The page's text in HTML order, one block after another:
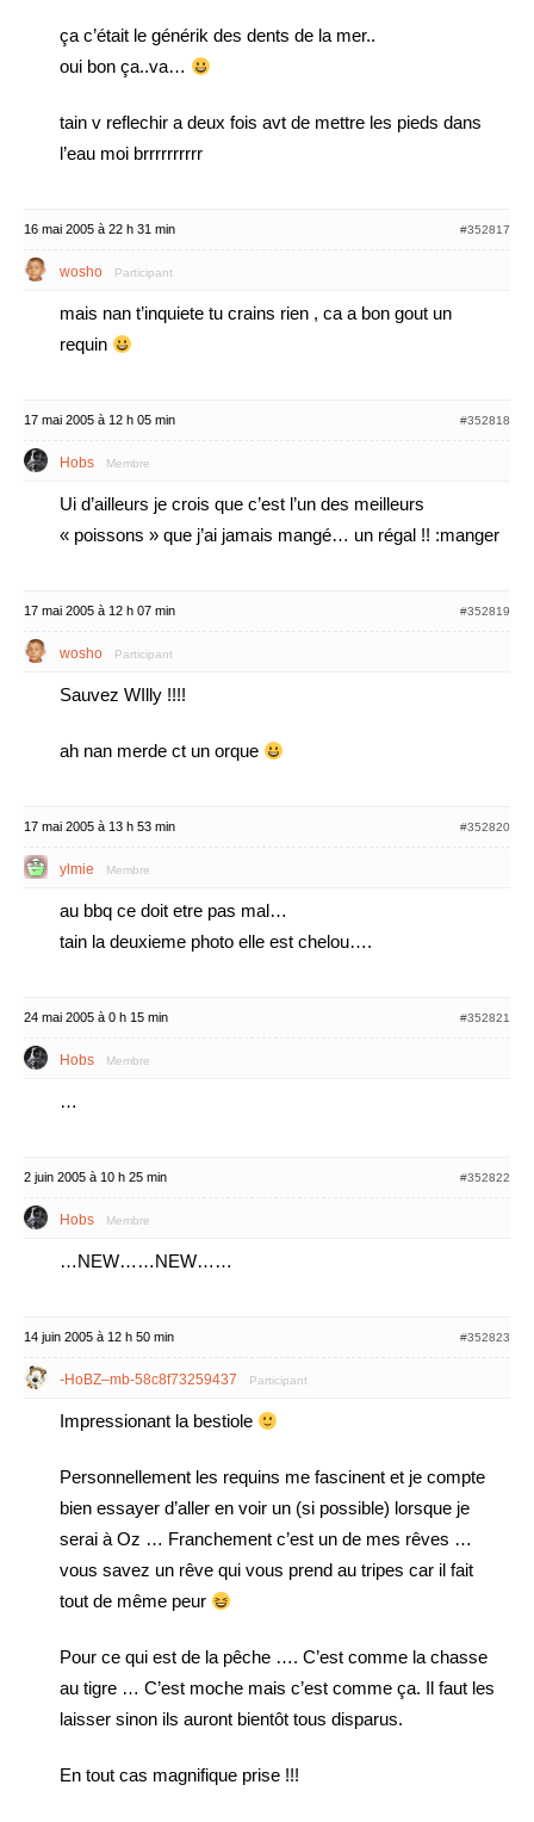
ça c’était le générik des dents de la mer..
oui bon ça..va…
tain v reflechir a deux fois avt de mettre les pieds dans
l’eau moi brrrrrrrrrr
16 mai 2005 à 22 h 31 min #352817
wosho Participant
mais nan t’inquiete tu crains rien , ca a bon gout un
requin
17 mai 2005 à 12 h 05 min #352818
Hobs Membre
Ui d’ailleurs je crois que c’est l’un des meilleurs
« poissons » que j’ai jamais mangé… un régal !! :manger
17 mai 2005 à 12 h 07 min #352819
wosho Participant
Sauvez WIlly !!!!
ah nan merde ct un orque
17 mai 2005 à 13 h 53 min #352820
ylmie Membre
au bbq ce doit etre pas mal…
tain la deuxieme photo elle est chelou….
24 mai 2005 à 0 h 15 min #352821
Hobs Membre
…
2 juin 2005 à 10 h 25 min #352822
Hobs Membre
…NEW……NEW……
14 juin 2005 à 12 h 50 min #352823
-HoBZ–mb-58c8f73259437 Participant
Impressionant la bestiole
Personnellement les requins me fascinent et je compte
bien essayer d’aller en voir un (si possible) lorsque je
serai à Oz … Franchement c’est un de mes rêves …
vous savez un rêve qui vous prend au tripes car il fait
tout de même peur
Pour ce qui est de la pêche …. C’est comme la chasse
au tigre … C’est moche mais c’est comme ça. Il faut les
laisser sinon ils auront bientôt tous disparus.
En tout cas magnifique prise !!!